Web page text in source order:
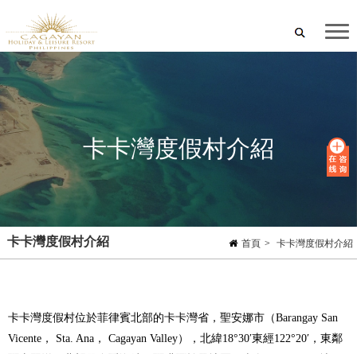
卡卡灣度假村介紹
首頁 > 卡卡灣度假村介紹
卡卡灣度假村介紹
卡卡灣度假村位於菲律賓北部的卡卡灣省，聖安娜市（Barangay San
Vicente， Sta. Ana， Cagayan Valley），北緯18°30′東經122°20′，東鄰